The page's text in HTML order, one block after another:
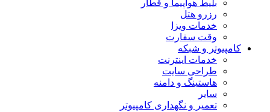
بلیط هواپیما و قطار
رزرو هتل
خدمات ویزا
وقت سفارت
کامپیوتر و شبکه
خدمات اینترنت
طراحی سایت
هاستینگ و دامنه
سایر
تعمیر و نگهداری کامپیوتر